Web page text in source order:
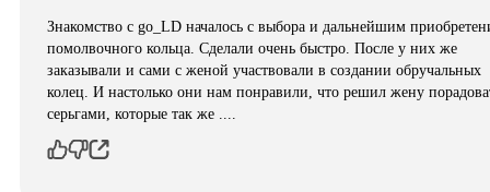
Знакомство с go_LD началось с выбора и дальнейшим
помолвочного кольца. Сделали очень быстро. После у них же
заказывали и сами с женой участвовали в создании обручальных
колец. И настолько они нам понравили, что решил жену
серьгами, которые так же ....